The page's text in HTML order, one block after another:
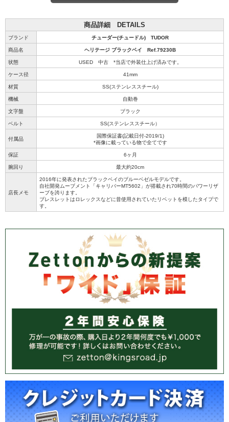
商品詳細 DETAILS
ブランド チューダー(チュードル) TUDOR
商品名 ヘリテージ ブラックベイ Ref.79230B
状態 USED 中古 *当店で外装仕上げ済みです。
ケース径 41mm
材質 SS(ステンレススチール)
機械 自動巻
文字盤 ブラック
ベルト SS(ステンレススチール）
付属品
国際保証書(記載日付-2019/1)
*画像に載っている物で全てです
保証 6ヶ月
腕回り 最大約20cm
店長メモ
2016年に発表されたブラックベイのブルーベゼルモデルです。
自社開発ムーブメント「キャリバーMT5602」が搭載され70時間のパワーリザ
ーブを誇ります。
ブレスレットはロレックスなどに昔使用されていたリベットを模したタイプで
す。